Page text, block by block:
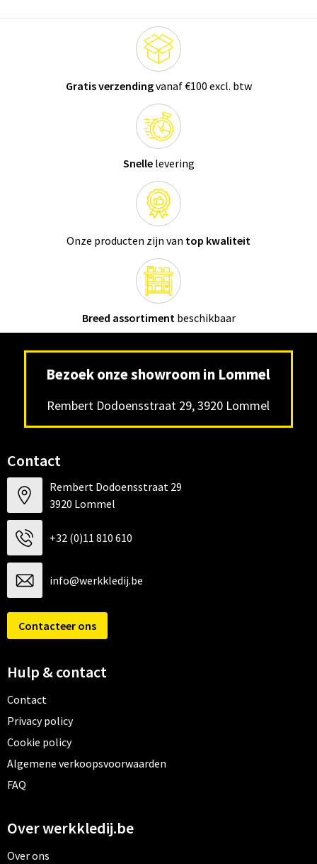
Gratis verzendingvanaf €100 excl. btw
Snellelevering
Onze producten zijn van top kwaliteit
Breed assortiment beschikbaar
Bezoek onze showroom in Lommel
Rembert Dodoensstraat 29, 3920 Lommel
Contact
Rembert Dodoensstraat 29
3920 Lommel
+32 (0)11 810 610
info@werkkledij.be
Contacteer ons
Hulp & contact
Contact
Privacy policy
Cookie policy
Algemene verkoopsvoorwaarden
FAQ
Over werkkledij.be
Over ons